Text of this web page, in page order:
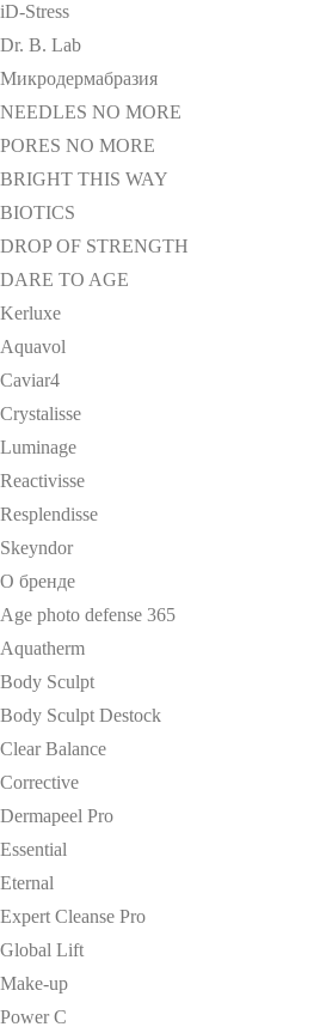
iD-Stress
Dr. B. Lab
Микродермабразия
NEEDLES NO MORE
PORES NO MORE
BRIGHT THIS WAY
BIOTICS
DROP OF STRENGTH
DARE TO AGE
Kerluxe
Aquavol
Caviar4
Crystalisse
Luminage
Reactivisse
Resplendisse
Skeyndor
О бренде
Age photo defense 365
Aquatherm
Body Sculpt
Body Sculpt Destock
Clear Balance
Corrective
Dermapeel Pro
Essential
Eternal
Expert Cleanse Pro
Global Lift
Make-up
Power C